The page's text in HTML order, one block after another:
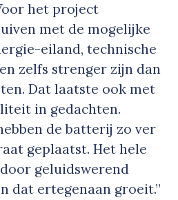
het project
met de mogelijke
eiland, technische
zelfs strenger zijn dan
Dat laatste ook met
in gedachten.
de batterij zo ver
geplaatst. Het hele
geluidswerend
dat ertegenaan groeit.”